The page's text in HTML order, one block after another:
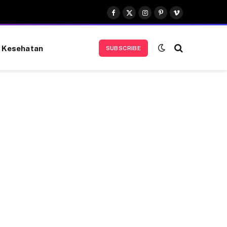
Facebook
X
(Twitter)
Instagram
Pinterest
Vimeo
Kesehatan SUBSCRIBE